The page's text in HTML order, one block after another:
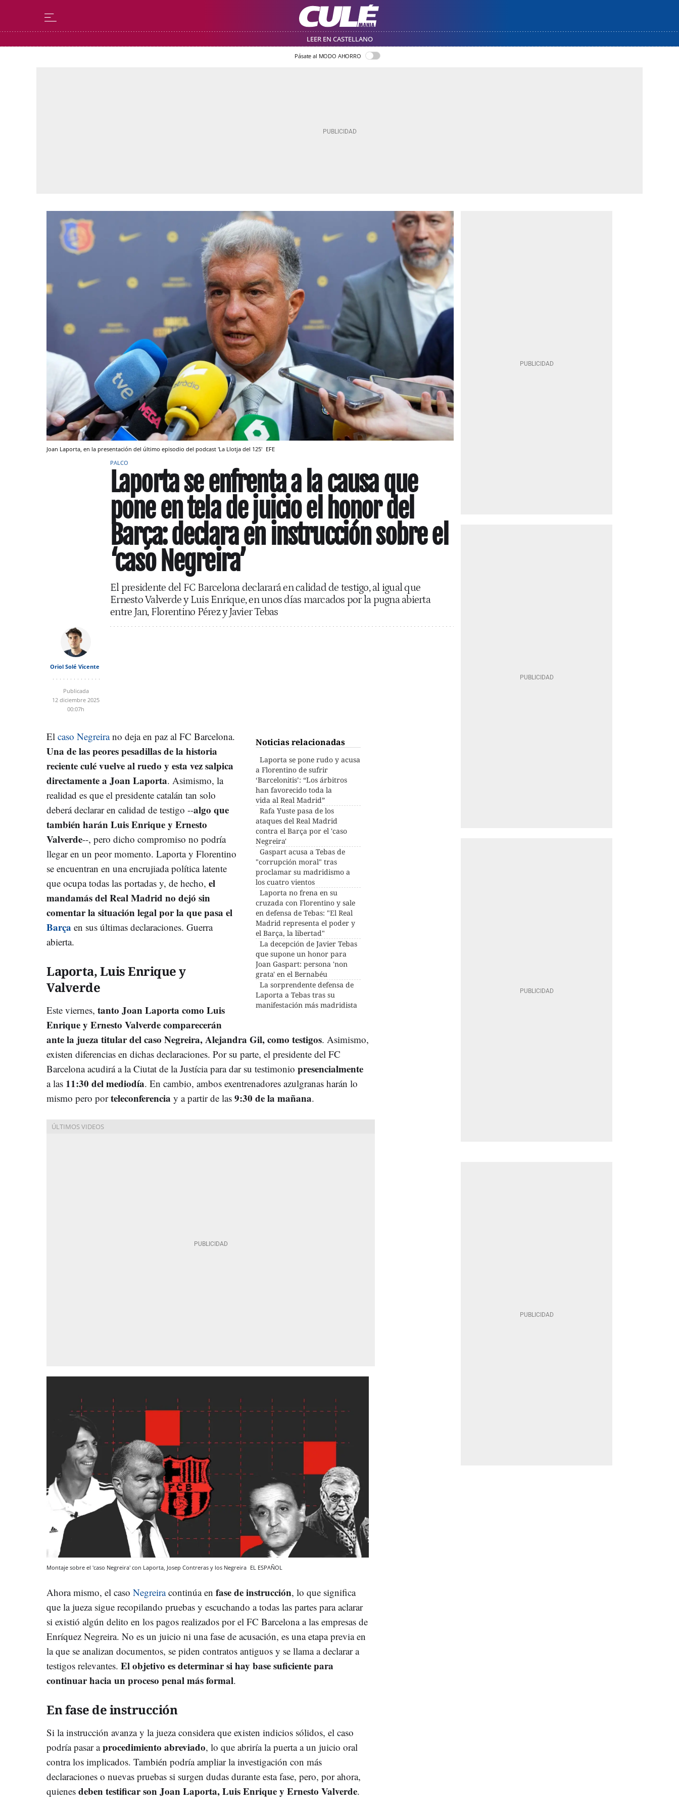
LEER EN CASTELLANO
Pásate al MODO AHORRO
Joan Laporta, en la presentación del último episodio del podcast 'La Llotja del 125' EFE
PALCO
Laporta se enfrenta a la causa que
pone en tela de juicio el honor del
Barça: declara en instrucción sobre el
‘caso Negreira’
El presidente del FC Barcelona declarará en calidad de testigo, al igual que
Ernesto Valverde y Luis Enrique, en unos días marcados por la pugna abierta
entre Jan, Florentino Pérez y Javier Tebas
Oriol Solé Vicente
Publicada
12 diciembre 2025
00:07h
Noticias relacionadas
Laporta se pone rudo y acusa
a Florentino de sufrir
‘Barcelonitis’: “Los árbitros
han favorecido toda la
vida al Real Madrid”
Rafa Yuste pasa de los
ataques del Real Madrid
contra el Barça por el 'caso
Negreira'
Gaspart acusa a Tebas de
"corrupción moral" tras
proclamar su madridismo a
los cuatro vientos
Laporta no frena en su
cruzada con Florentino y sale
en defensa de Tebas: "El Real
Madrid representa el poder y
el Barça, la libertad"
La decepción de Javier Tebas
que supone un honor para
Joan Gaspart: persona 'non
grata' en el Bernabéu
La sorprendente defensa de
Laporta a Tebas tras su
manifestación más madridista
El caso Negreirano deja en paz al FC Barcelona.
Una de las peores pesadillas de la historia
reciente culé vuelve al ruedo y esta vez salpica
directamente a Joan Laporta. Asimismo, la
realidad es que el presidente catalán tan solo
deberá declarar en calidad de testigo --algo que
también harán Luis Enrique y Ernesto
Valverde--, pero dicho compromiso no podría
llegar en un peor momento. Laporta y Florentino
se encuentran en una encrujiada política latente
que ocupa todas las portadas y, de hecho, el
mandamás del Real Madrid no dejó sin
comentar la situación legal por la que pasa el
Barça en sus últimas declaraciones. Guerra
abierta.
Laporta, Luis Enrique y
Valverde
Este viernes, tanto Joan Laporta como Luis
Enrique y Ernesto Valverde comparecerán
ante la jueza titular del caso Negreira, Alejandra Gil, como testigos. Asimismo,
existen diferencias en dichas declaraciones. Por su parte, el presidente del FC
Barcelona acudirá a la Ciutat de la Justícia para dar su testimonio presencialmente
a las 11:30 del mediodía. En cambio, ambos exentrenadores azulgranas harán lo
mismo pero porteleconferencia y a partir de las 9:30 de la mañana.
Montaje sobre el 'caso Negreira' con Laporta, Josep Contreras y los Negreira EL ESPAÑOL
Ahora mismo, el caso Negreiracontinúa en fase de instrucción, lo que significa
que la jueza sigue recopilando pruebas y escuchando a todas las partes para aclarar
si existió algún delito en los pagos realizados por el FC Barcelona a las empresas de
Enríquez Negreira. No es un juicio ni una fase de acusación, es una etapa previa en
la que se analizan documentos, se piden contratos antiguos y se llama a declarar a
testigos relevantes. El objetivo es determinar si hay base suficiente para
continuar hacia un proceso penal más formal.
En fase de instrucción
Si la instrucción avanza y la jueza considera que existen indicios sólidos, el caso
podría pasar aprocedimiento abreviado, lo que abriría la puerta a un juicio oral
contra los implicados. También podría ampliar la investigación con más
declaraciones o nuevas pruebas si surgen dudas durante esta fase, pero, por ahora,
quienes deben testificar son Joan Laporta, Luis Enrique y Ernesto Valverde.